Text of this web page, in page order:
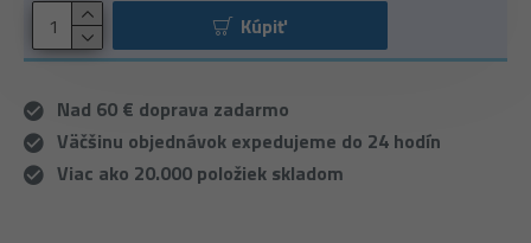
Kúpiť
Nad 60 € doprava zadarmo
Väčšinu objednávok expedujeme do 24 hodín
Viac ako 20.000 položiek skladom